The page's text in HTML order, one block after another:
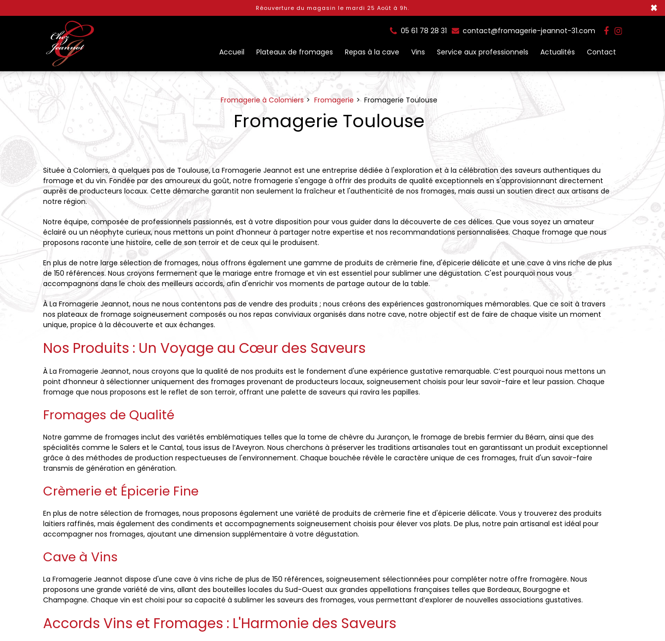
Réouverture du magasin le mardi 25 Août à 9h. ×
05 61 78 28 31 contact@fromagerie-jeannot-31.com
Accueil Plateaux de fromages Repas à la cave Vins Service aux professionnels Actualités Contact
Fromagerie à Colomiers Fromagerie Fromagerie Toulouse
Fromagerie Toulouse
Située à Colomiers, à quelques pas de Toulouse, La Fromagerie Jeannot est une entreprise dédiée à l'exploration et à la célébration des saveurs authentiques du
fromage et du vin. Fondée par des amoureux du goût, notre fromagerie s'engage à offrir des produits de qualité exceptionnels en s'approvisionnant directement
auprès de producteurs locaux. Cette démarche garantit non seulement la fraîcheur et l'authenticité de nos fromages, mais aussi un soutien direct aux artisans de
notre région.
Notre équipe, composée de professionnels passionnés, est à votre disposition pour vous guider dans la découverte de ces délices. Que vous soyez un amateur
éclairé ou un néophyte curieux, nous mettons un point d'honneur à partager notre expertise et nos recommandations personnalisées. Chaque fromage que nous
proposons raconte une histoire, celle de son terroir et de ceux qui le produisent.
En plus de notre large sélection de fromages, nous offrons également une gamme de produits de crèmerie fine, d'épicerie délicate et une cave à vins riche de plus
de 150 références. Nous croyons fermement que le mariage entre fromage et vin est essentiel pour sublimer une dégustation. C'est pourquoi nous vous
accompagnons dans le choix des meilleurs accords, afin d'enrichir vos moments de partage autour de la table.
À La Fromagerie Jeannot, nous ne nous contentons pas de vendre des produits ; nous créons des expériences gastronomiques mémorables. Que ce soit à travers
nos plateaux de fromage soigneusement composés ou nos repas conviviaux organisés dans notre cave, notre objectif est de faire de chaque visite un moment
unique, propice à la découverte et aux échanges.
Nos Produits : Un Voyage au Cœur des Saveurs
À La Fromagerie Jeannot, nous croyons que la qualité de nos produits est le fondement d'une expérience gustative remarquable. C’est pourquoi nous mettons un
point d’honneur à sélectionner uniquement des fromages provenant de producteurs locaux, soigneusement choisis pour leur savoir-faire et leur passion. Chaque
fromage que nous proposons est le reflet de son terroir, offrant une palette de saveurs qui ravira les papilles.
Fromages de Qualité
Notre gamme de fromages inclut des variétés emblématiques telles que la tome de chèvre du Jurançon, le fromage de brebis fermier du Béarn, ainsi que des
spécialités comme le Salers et le Cantal, tous issus de l’Aveyron. Nous cherchons à préserver les traditions artisanales tout en garantissant un produit exceptionnel
grâce à des méthodes de production respectueuses de l'environnement. Chaque bouchée révèle le caractère unique de ces fromages, fruit d'un savoir-faire
transmis de génération en génération.
Crèmerie et Épicerie Fine
En plus de notre sélection de fromages, nous proposons également une variété de produits de crèmerie fine et d'épicerie délicate. Vous y trouverez des produits
laitiers raffinés, mais également des condiments et accompagnements soigneusement choisis pour élever vos plats. De plus, notre pain artisanal est idéal pour
accompagner nos fromages, ajoutant une dimension supplémentaire à votre dégustation.
Cave à Vins
La Fromagerie Jeannot dispose d'une cave à vins riche de plus de 150 références, soigneusement sélectionnées pour compléter notre offre fromagère. Nous
proposons une grande variété de vins, allant des bouteilles locales du Sud-Ouest aux grandes appellations françaises telles que Bordeaux, Bourgogne et
Champagne. Chaque vin est choisi pour sa capacité à sublimer les saveurs des fromages, vous permettant d’explorer de nouvelles associations gustatives.
Accords Vins et Fromages : L'Harmonie des Saveurs